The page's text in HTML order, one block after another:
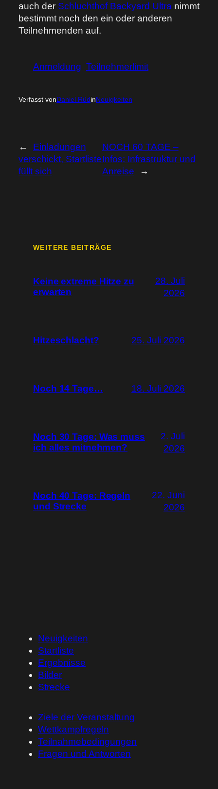
auch der Schluchthof Backyard Ultra nimmt
bestimmt noch den ein oder anderen
Teilnehmenden auf.
Anmeldung Teilnehmerlimit
Verfasst vonDaniel RüdinNeuigkeiten
←
Einladungen
verschickt, Startliste
füllt sich
NOCH 60 TAGE –
Infos: Infrastruktur und
Anreise
→
WEITERE BEITRÄGE
Keine extreme Hitze zu
erwarten
28. Juli
2026
Hitzeschlacht? 25. Juli 2026
Noch 14 Tage… 18. Juli 2026
Noch 30 Tage: Was muss
ich alles mitnehmen?
2. Juli
2026
Noch 40 Tage: Regeln
und Strecke
22. Juni
2026
Neuigkeiten
Startliste
Ergebnisse
Bilder
Strecke
Ziele der Veranstaltung
Wettkampfregeln
Teilnahmebedingungen
Fragen und Antworten